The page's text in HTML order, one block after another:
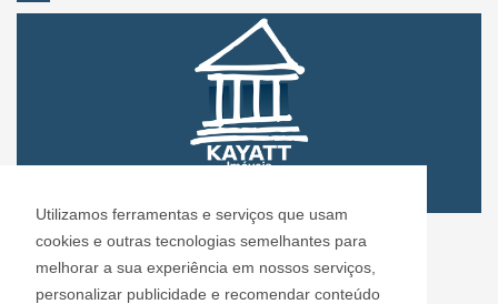
Utilizamos ferramentas e serviços que usam
cookies e outras tecnologias semelhantes para
melhorar a sua experiência em nossos serviços,
personalizar publicidade e recomendar conteúdo
CRECI: 72.304
Informações de Contato